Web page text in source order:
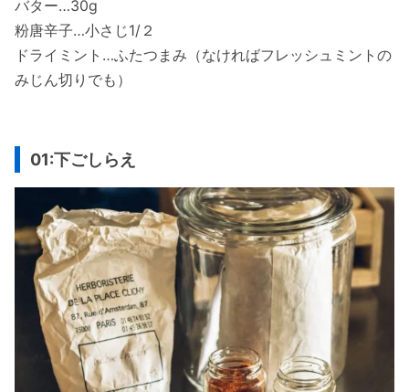
バター…30g
粉唐辛子…小さじ1/２
ドライミント…ふたつまみ（なければフレッシュミントの
みじん切りでも）
01:下ごしらえ